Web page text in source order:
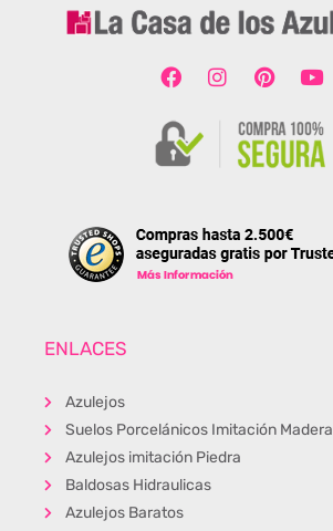
ENLACES
Azulejos
Suelos Porcelánicos Imitación Madera
Azulejos imitación Piedra
Baldosas Hidraulicas
Azulejos Baratos